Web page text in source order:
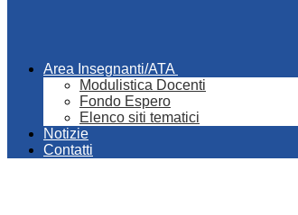
Area Insegnanti/ATA
Modulistica Docenti
Fondo Espero
Elenco siti tematici
Notizie
Contatti